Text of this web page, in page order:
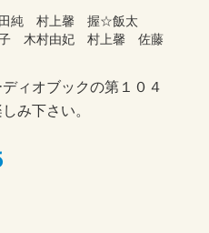
純 村上馨 握☆飯太
木村由妃 村上馨 佐藤
ィオブックの第１０４
み下さい。